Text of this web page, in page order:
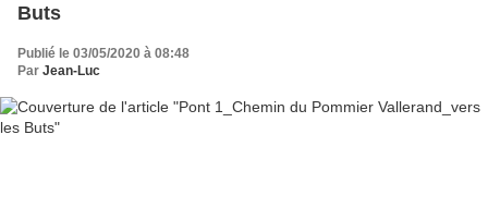
Buts
Publié le 03/05/2020 à 08:48
Par Jean-Luc